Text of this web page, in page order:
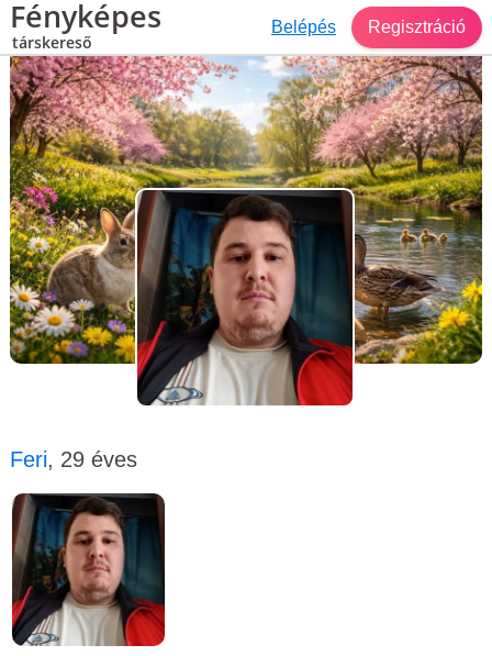
Fényképes
társkereső
Belépés Regisztráció
Társkereső Pered
Feri, 29 éves, férfi
Feri, 29 éves